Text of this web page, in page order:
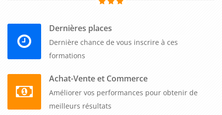
plus récentes pour améliorer leurs pratiques de
conception.
En résumé, une formation sur le thème "Archicad 25
entreprises B to B. Les compétences acquises lors de cette
formation permettent de maîtriser les fondamentaux
d'Archicad, d'optimiser les processus de conception,
Dernières places
Dernière chance de vous inscrire à ces
formations
Achat-Vente et Commerce
Améliorer vos performances pour obtenir de
meilleurs résultats